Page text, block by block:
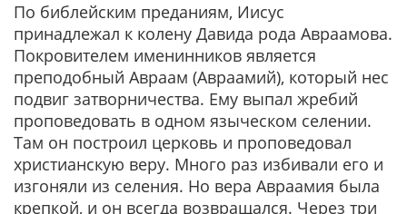
По библейским преданиям, Иисус
принадлежал к колену Давида рода Авраамова.
Покровителем именинников является
преподобный Авраам (Авраамий), который нес
подвиг затворничества. Ему выпал жребий
проповедовать в одном языческом селении.
Там он построил церковь и проповедовал
христианскую веру. Много раз избивали его и
изгоняли из селения. Но вера Авраамия была
крепкой, и он всегда возвращался. Через три